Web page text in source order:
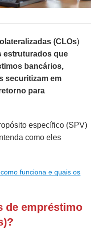
(CLOs)
estruturados que
bancários,
securitizam em
para
específico (SPV)
como eles
funciona e quais os
de empréstimo